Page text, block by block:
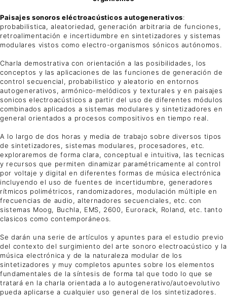
Paisajes sonoros eléctroacústicos autogenerativos:
probabilistica, aleatoriedad, generación arbitraria de funciones,
retroalimentación e incertidumbre en sintetizadores y sistemas
modulares vistos como electro-organismos sónicos autónomos.
Charla demostrativa con orientación a las posibilidades, los
conceptos y las aplicaciones de las funciones de generación de
control secuencial, probabilistico y aleatorio en entornos
autogenerativos, armónico-melódicos y texturales y en paisajes
sonicos electroacústicos a partir del uso de diferentes módulos
combinados aplicados a sistemas modulares y sintetizadores en
general orientados a procesos compositivos en tiempo real.
A lo largo de dos horas y media de trabajo sobre diversos tipos
de sintetizadores, sistemas modulares, procesadores, etc.
exploraremos de forma clara, conceptual e intuitiva, las tecnicas
y recursos que permiten dinamizar paramétricamente al control
por voltaje y digital en diferentes formas de música electrónica
incluyendo el uso de fuentes de incertidumbre, generadores
rítmicos polimétricos, randomizadores, modulación múltiple en
frecuencias de audio, alternadores secuenciales, etc. con
sistemas Moog, Buchla, EMS, 2600, Eurorack, Roland, etc. tanto
clasicos como contemporáneos.
Se darán una serie de artículos y apuntes para el estudio previo
del contexto del surgimiento del arte sonoro electroacústico y la
música electrónica y de la naturaleza modular de los
sintetizadores y muy completos apuntes sobre los elementos
fundamentales de la síntesis de forma tal que todo lo que se
tratará en la charla orientada a lo autogenerativo/autoevolutivo
pueda aplicarse a cualquier uso general de los sintetizadores.